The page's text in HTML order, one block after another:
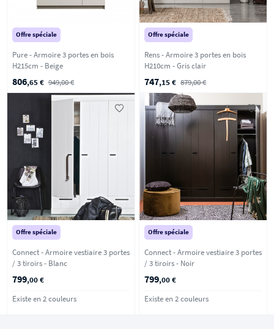
Offre spéciale
Pure - Armoire 3 portes en bois
H215cm - Beige
806,65 € 949,00 €
Offre spéciale
Rens - Armoire 3 portes en bois
H210cm - Gris clair
747,15 € 879,00 €
Offre spéciale
Connect - Armoire vestiaire 3 portes
/ 3 tiroirs - Blanc
799,00 €
Existe en 2 couleurs
Offre spéciale
Connect - Armoire vestiaire 3 portes
/ 3 tiroirs - Noir
799,00 €
Existe en 2 couleurs